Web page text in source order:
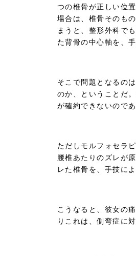
つの椎骨が正しい位
場合は、椎骨そのも
まうと、整形外科で
た背骨の中心軸を、
そこで問題となるの
のか、ということだ
が確約できないので
ただしモルフォセラ
腰椎あたりのズレが
レた椎骨を、手技に
こうなると、彼女の
りこれは、側弯症に